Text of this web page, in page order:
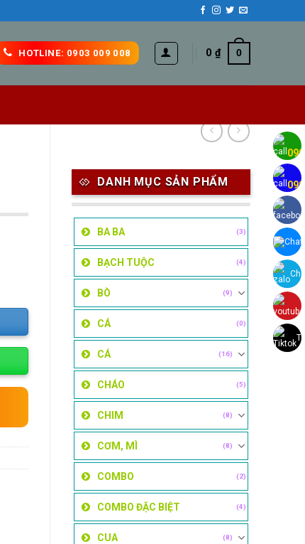
HOTLINE: 0903 009 008 0₫ 0
DANH MỤC SẢN PHẨM
BA BA (3)
BẠCH TUỘC (4)
BÒ (9)
CÁ (0)
CÁ (16)
CHÁO (5)
CHIM (8)
CƠM, MÌ (8)
COMBO (2)
COMBO ĐẶC BIỆT (4)
CUA (8)
Chat